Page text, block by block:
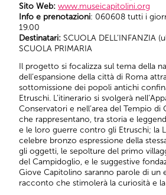
Sito Web:www.museicapitolini.org
Info e prenotazioni: 060608 tutti i
19.00
Destinatari:SCUOLA DELL’INFANZIA
SCUOLA PRIMARIA
Il progetto si focalizza sul tema della
dell’espansione della città di Roma
sottomissione dei popoli antichi
Etruschi. L’itinerario si svolgerà
Conservatori e nell’area del Tempio di
che rappresentano, tra storia e
e le loro guerre contro gli Etruschi; la
celebre bronzo espressione della
gli oggetti, le sepolture del primo
del Campidoglio, e le suggestive
Giove Capitolino saranno parole di un
racconto che stimolerà la curiosità e